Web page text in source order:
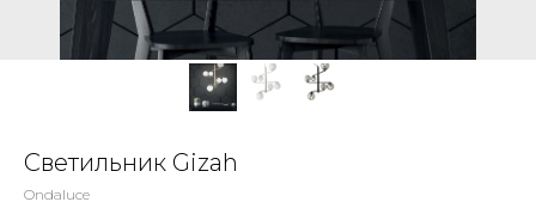
Светильник Gizah
Ondaluce